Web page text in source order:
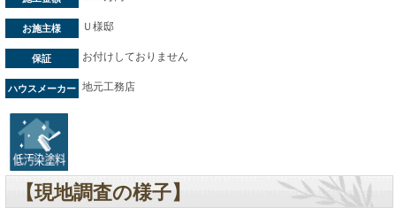
お施主様 Ｕ様邸
保証 お付けしておりません
ハウスメーカー 地元工務店
【現地調査の様子】